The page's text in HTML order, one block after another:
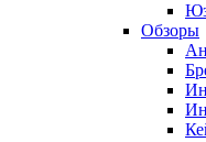
Обзоры